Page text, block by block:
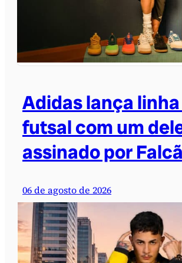
Adidas lança
futsal com um
assinado por
06 de agosto de 2026